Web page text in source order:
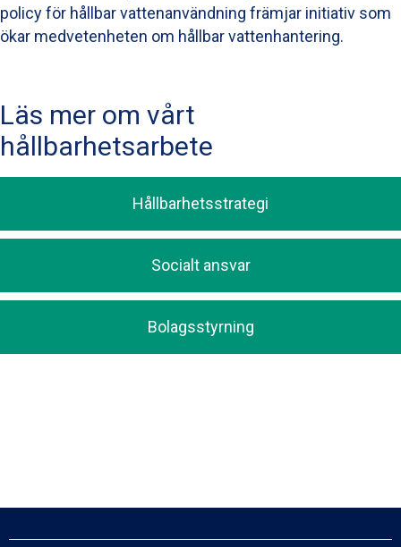
policy för hållbar vattenanvändning främjar initiativ som
ökar medvetenheten om hållbar vattenhantering.
Läs mer om vårt
hållbarhetsarbete
Hållbarhetsstrategi
Socialt ansvar
Bolagsstyrning